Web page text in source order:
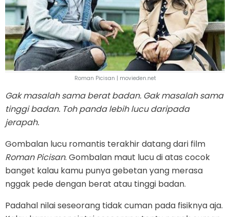
Roman Picisan | movieden.net
Gak masalah sama berat badan. Gak masalah sama
tinggi badan. Toh panda lebih lucu daripada
jerapah.
Gombalan lucu romantis terakhir datang dari film
Roman Picisan. Gombalan maut lucu di atas cocok
banget kalau kamu punya gebetan yang merasa
nggak pede dengan berat atau tinggi badan.
Padahal nilai seseorang tidak cuman pada fisiknya aja.